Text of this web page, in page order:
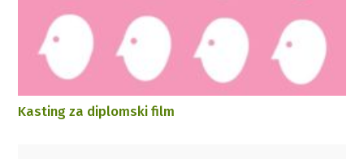
Kasting za diplomski film